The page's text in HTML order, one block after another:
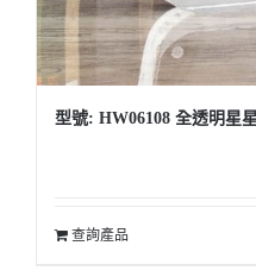
型號: HW06108 全透明星
查詢產品